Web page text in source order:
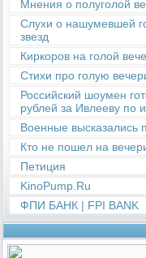
Мнения о полуголой
Слухи о нашумевшей
звезд
Киркоров на голой
Стихи про голую
Российский шоумен
рублей за Ивлееву по
Военные высказались
Кто не пошел на
Петиция
KinoPump.Ru
ФПИ БАНК | FPI BANK